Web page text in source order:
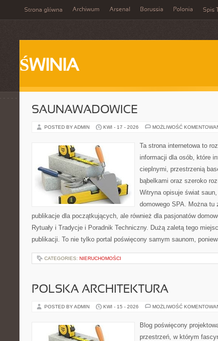
Strona główna Archiwum Arsenal Borussia Polonia Spis
ŚWINIA
SAUNAWADOWICE
POSTED BY ADMIN KWI - 17 - 2026 MOŻLIWOŚĆ
Ta strona internetowa to
informacji dla osób, które
cieplnymi, przestrzenią
bąbelkami oraz szeroko
Witryna opisuje świat
domowego SPA. Można tu
publikacje dla początkujących, ale również dla pasjonatów
Rytuały i Tradycje i Poradnik Techniczny. Dużą zaletą tego
publikacji. To nie tylko portal poświęcony samym saunom,
CATEGORIES: NIERUCHOMOŚCI
POLSKA ARCHITEKTURA
POSTED BY ADMIN KWI - 15 - 2026 MOŻLIWOŚĆ
Blog poświęcony
przestrzeń, w którym